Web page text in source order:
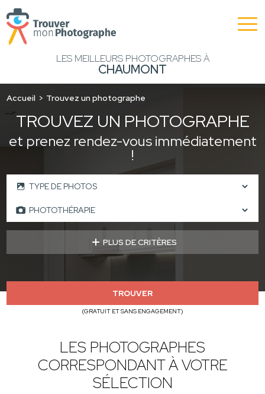
LES MEILLEURS PHOTOGRAPHES À
CHAUMONT
Accueil Trouvez un photographe
TROUVEZ UN PHOTOGRAPHE
et prenez rendez-vous immédiatement
!
PLUS DE CRITÈRES
TROUVER
(GRATUIT ET SANS ENGAGEMENT)
LES PHOTOGRAPHES
CORRESPONDANT À VOTRE
SÉLECTION